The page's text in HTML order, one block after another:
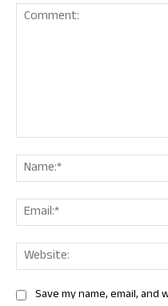
Save my name, email,